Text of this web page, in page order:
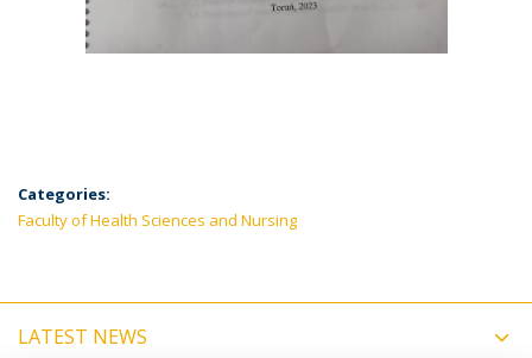
Categories:
Faculty of Health Sciences and Nursing
LATEST NEWS